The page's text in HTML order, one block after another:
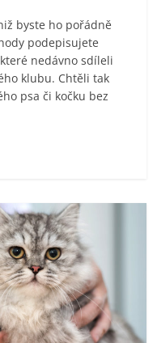
byste ho pořádně
podepisujete
nedávno sdíleli
klubu. Chtěli tak
psa či kočku bez